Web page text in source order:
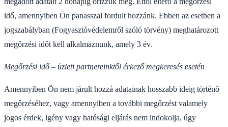
idő, amennyiben Ön panasszal fordult hozzánk. Ebben az esetben a
jogszabályban (Fogyasztóvédelemről szóló törvény) meghatározott
megőrzési időt kell alkalmaznunk, amely 3 év.
Megőrzési idő – üzleti partnereinktől érkező megkeresés esetén
Amennyiben Ön nem járult hozzá adatainak hosszabb ideig történő
megőrzéséhez, vagy amennyiben a további megőrzést valamely
jogos érdek, igény vagy hatósági eljárás nem indokolja, úgy